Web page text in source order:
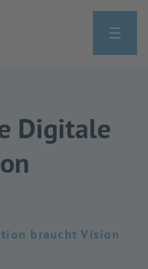
Digitale
braucht Vision